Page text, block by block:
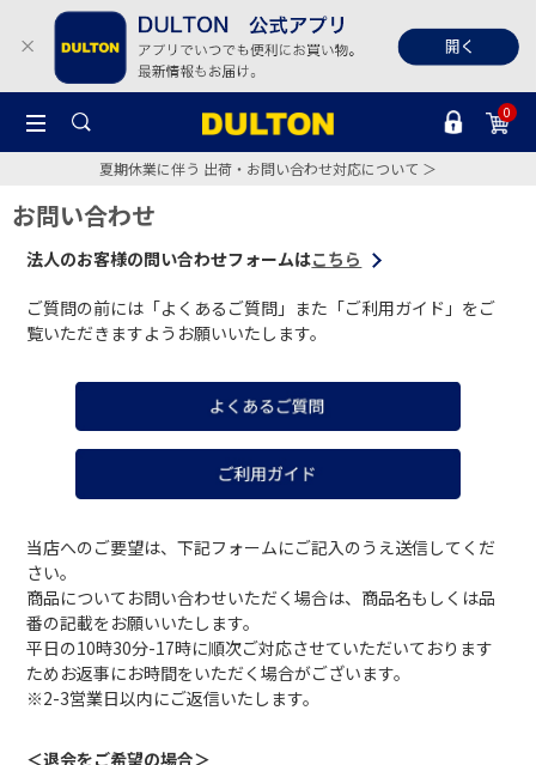
0
夏期休業に伴う 出荷・お問い合わせ対応について ＞
お問い合わせ
法人のお客様の問い合わせフォームはこちら
ご質問の前には「よくあるご質問」また「ご利用ガイド」をご
覧いただきますようお願いいたします。
当店へのご要望は、下記フォームにご記入のうえ送信してくだ
さい。
商品についてお問い合わせいただく場合は、商品名もしくは品
番の記載をお願いいたします。
平日の10時30分-17時に順次ご対応させていただいております
ためお返事にお時間をいただく場合がございます。
※2-3営業日以内にご返信いたします。
＜退会をご希望の場合＞